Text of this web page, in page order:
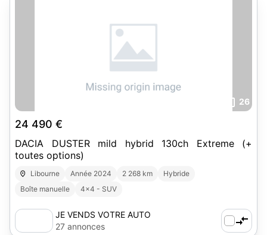
26
24 490 €
DACIA DUSTER mild hybrid 130ch Extreme (+
toutes options)
Libourne Année 2024 2 268 km
Hybride
Boîte manuelle
4x4 - SUV
JE VENDS VOTRE AUTO
27 annonces